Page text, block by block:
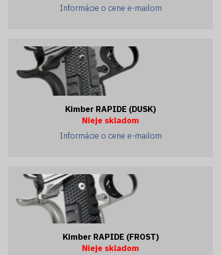
Informácie o cene e-mailom
Kimber RAPIDE (DUSK)
Nieje skladom
Informácie o cene e-mailom
Kimber RAPIDE (FROST)
Nieje skladom